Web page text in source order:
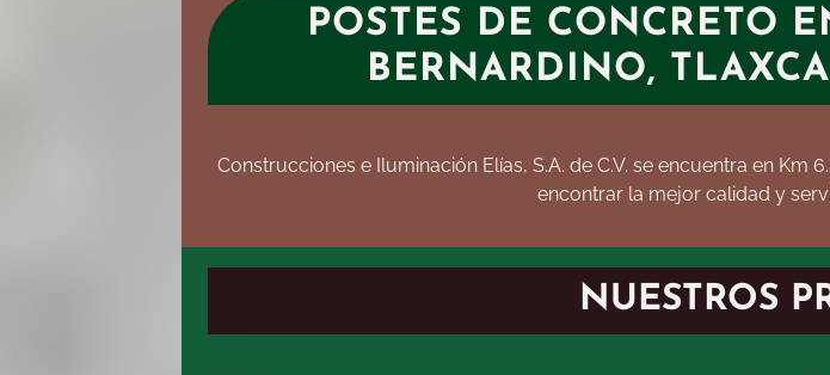
POSTES DE CONCRETO
BERNARDINO,
Construcciones e Iluminación Elías, S.A. de C.V. se encuentra en
encontrar la mejor calidad y
NUESTROS